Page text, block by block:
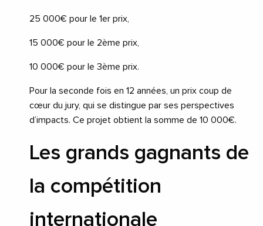
25 000€ pour le 1er prix,
15 000€ pour le 2ème prix,
10 000€ pour le 3ème prix.
Pour la seconde fois en 12 années, un prix coup de
cœur du jury, qui se distingue par ses perspectives
d’impacts. Ce projet obtient la somme de 10 000€.
Les grands gagnants de
la compétition
internationale